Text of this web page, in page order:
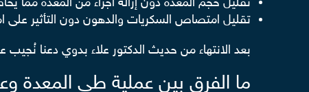
تقليل حجم المعدة دون إزالة أجزاء من المعدة مما
تقليل امتصاص السكريات والدهون دون التأثير على
بعد الانتهاء من حديث الدكتور علاء بدوي دعنا
ما الفرق بين عملية طي المعدة